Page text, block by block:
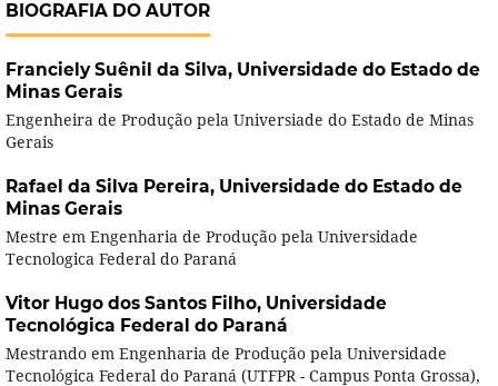
BIOGRAFIA DO AUTOR
Franciely Suênil da Silva, Universidade do Estado de
Minas Gerais
Engenheira de Produção pela Universiade do Estado de Minas
Gerais
Rafael da Silva Pereira, Universidade do Estado de
Minas Gerais
Mestre em Engenharia de Produção pela Universidade
Tecnologica Federal do Paraná
Vitor Hugo dos Santos Filho, Universidade
Tecnológica Federal do Paraná
Mestrando em Engenharia de Produção pela Universidade
Tecnológica Federal do Paraná (UTFPR - Campus Ponta Grossa),